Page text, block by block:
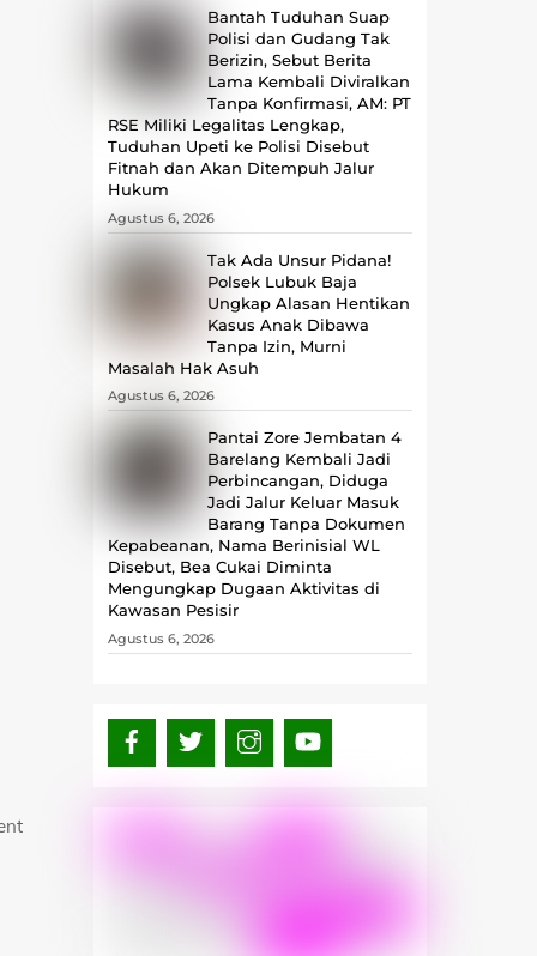
Bantah Tuduhan Suap
Polisi dan Gudang Tak
Berizin, Sebut Berita
Lama Kembali Diviralkan
Tanpa Konfirmasi, ‎AM: PT
RSE Miliki Legalitas Lengkap,
Tuduhan Upeti ke Polisi Disebut
Fitnah dan Akan Ditempuh Jalur
Hukum
Agustus 6, 2026
Tak Ada Unsur Pidana!
Polsek Lubuk Baja
Ungkap Alasan Hentikan
Kasus Anak Dibawa
Tanpa Izin, Murni
Masalah Hak Asuh
Agustus 6, 2026
Pantai Zore Jembatan 4
Barelang Kembali Jadi
Perbincangan, Diduga
Jadi Jalur Keluar Masuk
Barang Tanpa Dokumen
Kepabeanan, Nama Berinisial WL
Disebut, Bea Cukai Diminta
Mengungkap Dugaan Aktivitas di
Kawasan Pesisir
Agustus 6, 2026